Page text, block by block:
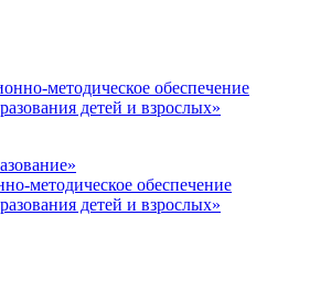
методическое обеспечение
детей и взрослых»